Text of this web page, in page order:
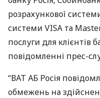
розрахункової
системи VISA та
послуги для клієнтів
повідомленні прес-
“ВАТ АБ Росія
обмежень на